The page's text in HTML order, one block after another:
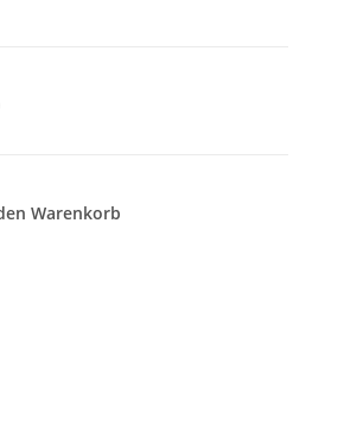
Warenkorb